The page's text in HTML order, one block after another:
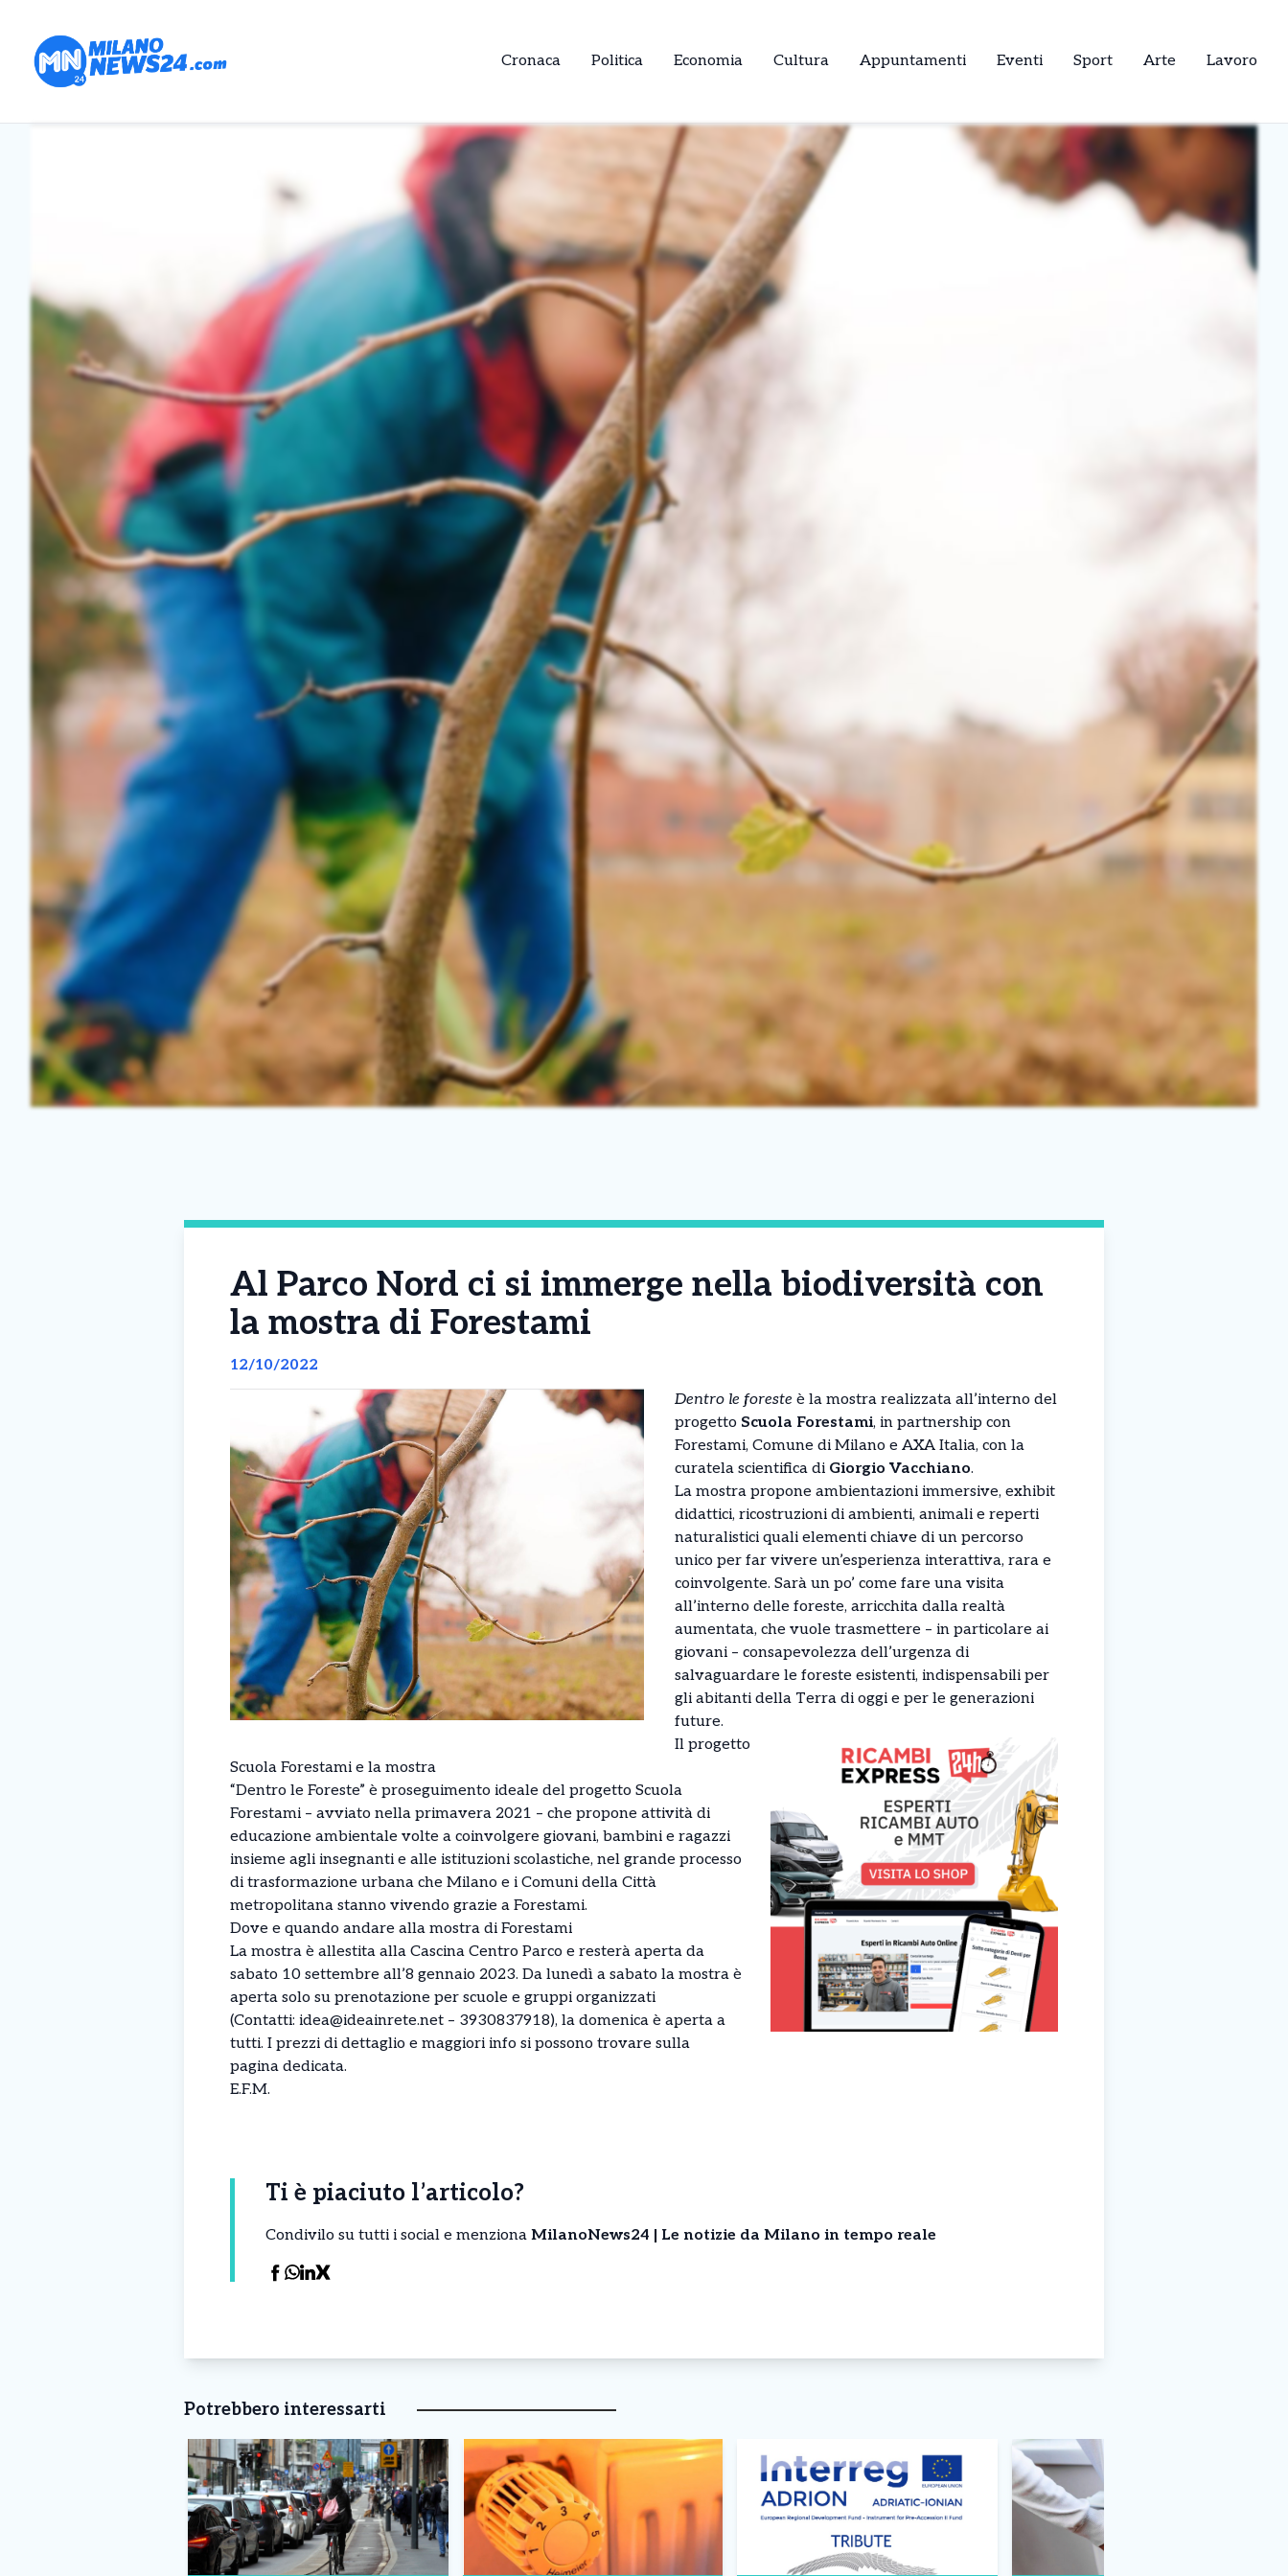
Cronaca Politica Economia Cultura Appuntamenti Eventi Sport Arte Lavoro
Al Parco Nord ci si immerge nella biodiversità con
la mostra di Forestami
12/10/2022
Dentro le foreste è la mostra realizzata all’interno del
progetto Scuola Forestami, in partnership con
Forestami, Comune di Milano e AXA Italia, con la
curatela scientifica di Giorgio Vacchiano.
La mostra propone ambientazioni immersive, exhibit
didattici, ricostruzioni di ambienti, animali e reperti
naturalistici quali elementi chiave di un percorso
unico per far vivere un’esperienza interattiva, rara e
coinvolgente. Sarà un po’ come fare una visita
all’interno delle foreste, arricchita dalla realtà
aumentata, che vuole trasmettere – in particolare ai
giovani – consapevolezza dell’urgenza di
salvaguardare le foreste esistenti, indispensabili per
gli abitanti della Terra di oggi e per le generazioni
future.
Il progetto
Scuola Forestami e la mostra
“Dentro le Foreste” è proseguimento ideale del progetto Scuola
Forestami – avviato nella primavera 2021 – che propone attività di
educazione ambientale volte a coinvolgere giovani, bambini e ragazzi
insieme agli insegnanti e alle istituzioni scolastiche, nel grande processo
di trasformazione urbana che Milano e i Comuni della Città
metropolitana stanno vivendo grazie a Forestami.
Dove e quando andare alla mostra di Forestami
La mostra è allestita alla Cascina Centro Parco e resterà aperta da
sabato 10 settembre all’8 gennaio 2023. Da lunedì a sabato la mostra è
aperta solo su prenotazione per scuole e gruppi organizzati
(Contatti: idea@ideainrete.net – 3930837918), la domenica è aperta a
tutti. I prezzi di dettaglio e maggiori info si possono trovare sulla
pagina dedicata.
E.F.M.
Ti è piaciuto l’articolo?
Condivilo su tutti i social e menziona MilanoNews24 | Le notizie da Milano in tempo reale
Potrebbero interessarti